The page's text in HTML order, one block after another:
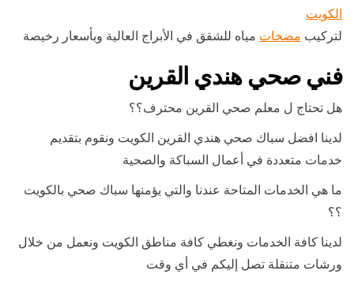
الكويت
لتركيب مضخات مياه للشقق في الأبراج العالية وبأسعار رخيصة
فني صحي هندي القرين
هل تحتاج ل معلم صحي القرين محترف؟؟
لدينا افضل سباك صحي هندي القرين الكويت ونقوم بتقديم
خدمات متعددة في أعمال السباكة والصحية
ما هي الخدمات المتاحة عندنا والتي يؤمنها سباك صحي بالكويت
؟؟
لدينا كافة الخدمات ونغطي كافة مناطق الكويت ونعمل من خلال
ورشات متنقلة تصل إليكم في أي وقت